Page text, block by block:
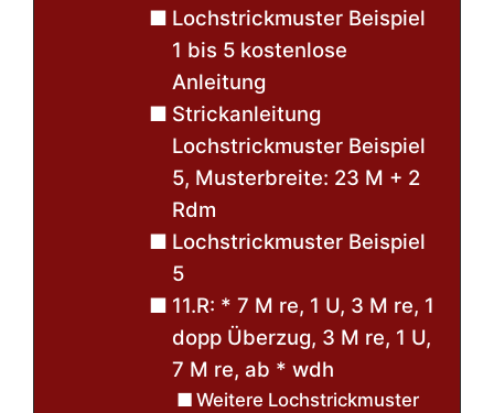
Lochstrickmuster Beispiel
1 bis 5 kostenlose
Anleitung
Strickanleitung
Lochstrickmuster Beispiel
5, Musterbreite: 23 M + 2
Rdm
Lochstrickmuster Beispiel
5
11.R: * 7 M re, 1 U, 3 M re, 1
dopp Überzug, 3 M re, 1 U,
7 M re, ab * wdh
Weitere Lochstrickmuster